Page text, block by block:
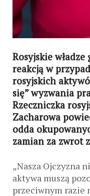
Rosyjskie
reakcją w
rosyjskich
się” wyzwania
Rzeczniczka
Zacharowa
odda
zamian za zwrot
„Nasza Ojczyzna
aktywa muszą
przeciwnym razie